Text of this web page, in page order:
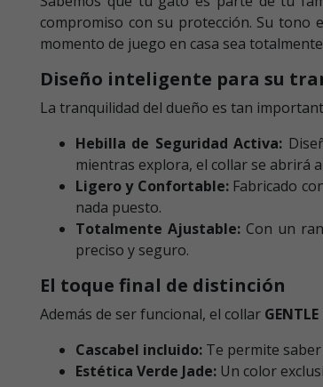
compromiso con su protección. Su tono
momento de juego en casa sea
Diseño inteligente para su
La tranquilidad del dueño es tan
Hebilla de Seguridad Activa:
mientras explora, el collar se abrirá
Ligero y Confortable:Fabricado
nada puesto.
Totalmente Ajustable:Con un
preciso y seguro.
El toque final de distinción
Además de ser funcional, el collar
Cascabel incluido: Te permite
Estética Verde Jade: Un color